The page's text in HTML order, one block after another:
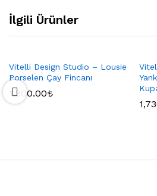
İlgili Ürünler
Vitelli Design Studio – Lousie
Porselen Çay Fincanı
1,900.00₺